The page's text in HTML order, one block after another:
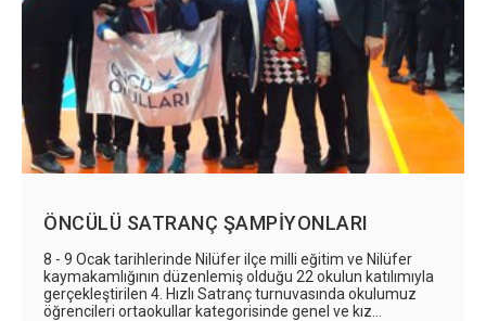
ÖNCÜLÜ SATRANÇ ŞAMPİYONLARI
8 - 9 Ocak tarihlerinde Nilüfer ilçe milli eğitim ve Nilüfer
kaymakamlığının düzenlemiş olduğu 22 okulun katılımıyla
gerçekleştirilen 4. Hızlı Satranç turnuvasında okulumuz
öğrencileri ortaokullar kategorisinde genel ve kız